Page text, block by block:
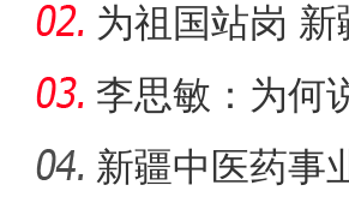
千年良
为祖国站岗
李思敏：为何
可分割
新疆中医药事